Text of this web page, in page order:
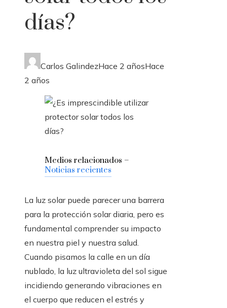
días?
Carlos GalindezHace 2 añosHace
2 años
Medios relacionados –
Noticias recientes
La luz solar puede parecer una barrera
para la protección solar diaria, pero es
fundamental comprender su impacto
en nuestra piel y nuestra salud.
Cuando pisamos la calle en un día
nublado, la luz ultravioleta del sol sigue
incidiendo generando vibraciones en
el cuerpo que reducen el estrés y